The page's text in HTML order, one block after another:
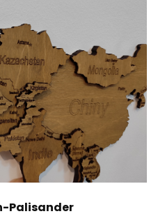
Palisander